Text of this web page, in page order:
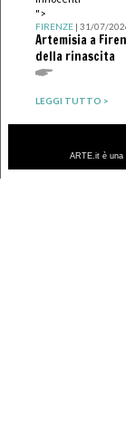
">
FIRENZE| 31/07/
Artemisia a
della rinascita
LEGGI TUTTO >
ARTE.it è una